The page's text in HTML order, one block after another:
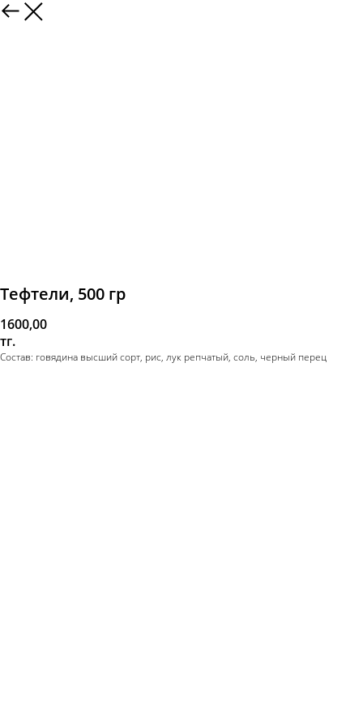
Тефтели, 500 гр
1600,00
тг.
Состав: говядина высший сорт, рис, лук репчатый, соль, черный перец